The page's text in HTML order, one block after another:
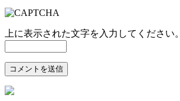
上に表示された文字を入力してください。